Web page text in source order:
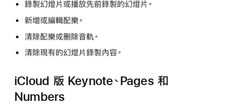
錄製幻燈片或播放先前錄製的幻燈片。
新增或編輯配樂。
清除配樂或刪除音軌。
清除現有的幻燈片錄製內容。
iCloud 版 Keynote、Pages 和
Numbers